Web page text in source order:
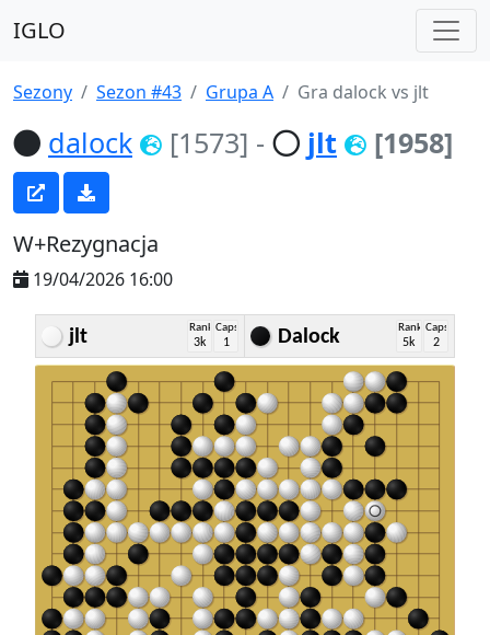
IGLO
Sezony Sezon #43 Grupa A Gra dalock vs jlt
dalock [1573] - jlt [1958]
W+Rezygnacja
19/04/2026 16:00
jlt Rank
3k
Caps
1 Dalock Rank
5k
Caps
2